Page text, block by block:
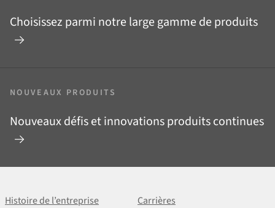
Choisissez parmi notre large gamme de produits
NOUVEAUX PRODUITS
Nouveaux défis et innovations produits continues
Histoire de l’entreprise
Carrières